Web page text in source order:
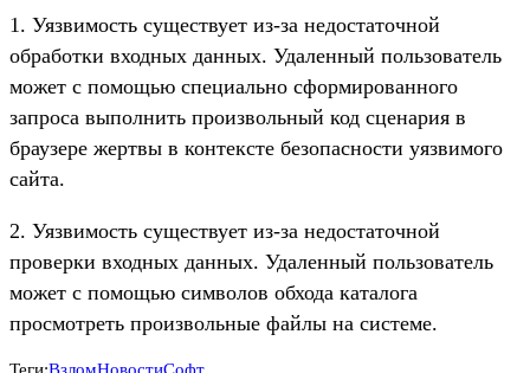
1. Уязвимость существует из-за недостаточной
обработки входных данных. Удаленный пользователь
может с помощью специально сформированного
запроса выполнить произвольный код сценария в
браузере жертвы в контексте безопасности уязвимого
сайта.
2. Уязвимость существует из-за недостаточной
проверки входных данных. Удаленный пользователь
может с помощью символов обхода каталога
просмотреть произвольные файлы на системе.
Теги:ВзломНовостиСофт